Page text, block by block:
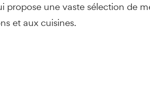
propose une vaste sélection de
et aux cuisines.